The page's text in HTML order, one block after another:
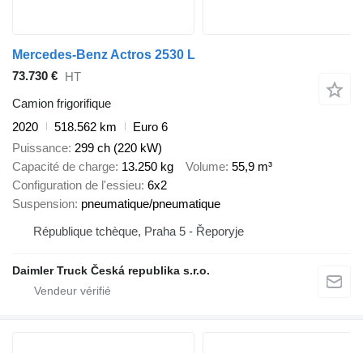
Mercedes-Benz Actros 2530 L
73.730 € HT
Camion frigorifique
2020
518.562 km
Euro 6
Puissance 299 ch (220 kW)
Capacité de charge 13.250 kg Volume 55,9 m³
Configuration de l'essieu 6x2
Suspension pneumatique/pneumatique
République tchèque, Praha 5 - Řeporyje
Daimler Truck Česká republika s.r.o.